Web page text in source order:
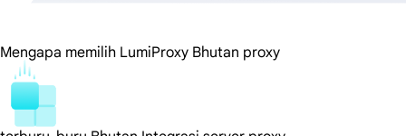
Mengapa memilih LumiProxy Bhutan proxy